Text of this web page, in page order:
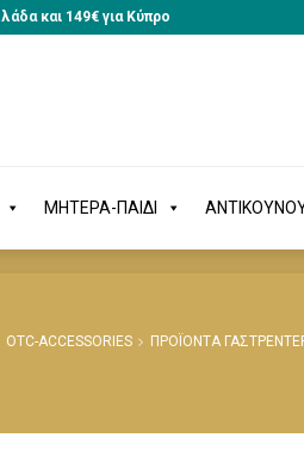
και 149€ για Κύπρο
ΜΗΤΕΡΑ-ΠΑΙΔΙ
ΜΗΤΕΡΑ-ΠΑΙΔΙ
OTC-ACCESSORIES ΠΡΟΪΟΝΤΑ